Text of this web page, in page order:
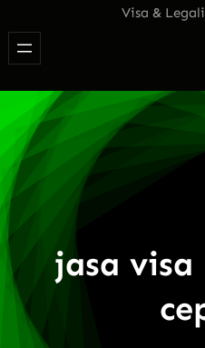
Visa &
jasa visa